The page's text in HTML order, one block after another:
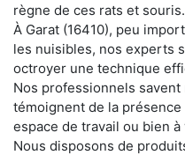
règne de ces rats et souris.
À Garat (16410), peu
les nuisibles, nos experts
octroyer une technique
Nos professionnels
témoignent de la
espace de travail ou bien
Nous disposons de